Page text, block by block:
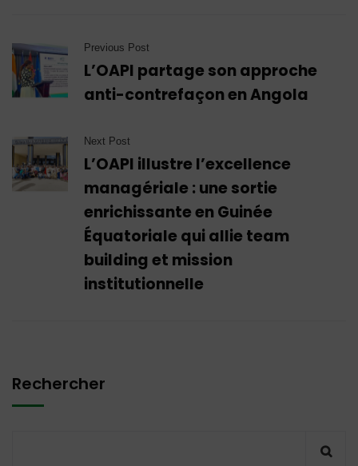
Previous Post
L’OAPI partage son approche
anti-contrefaçon en Angola
Next Post
L’OAPI illustre l’excellence
managériale : une sortie
enrichissante en Guinée
Équatoriale qui allie team
building et mission
institutionnelle
Rechercher